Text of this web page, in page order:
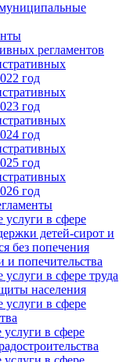
регламентов
год
год
год
год
год
услуги в сфере
детей-сирот и
без попечения
и попечительства
услуги в сфере труда
населения
услуги в сфере
в сфере